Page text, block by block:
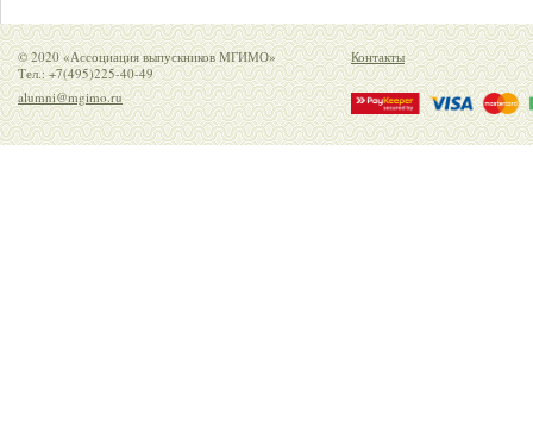
© 2020 «Ассоциация выпускников МГИМО»
Тел.: +7(495)225-40-49
alumni@mgimo.ru
Контакты